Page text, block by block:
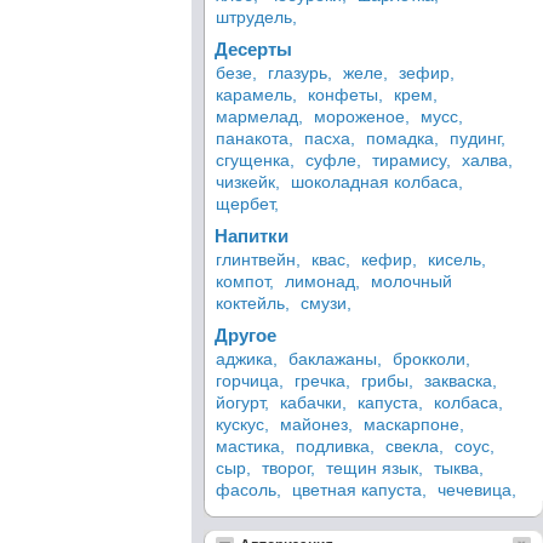
штрудель,
Десерты
безе, глазурь, желе,
зефир,
карамель,
конфеты,
крем,
мармелад,
мороженое,
мусс,
панакота,
пасха, помадка,
пудинг,
сгущенка,
суфле, тирамису,
халва,
чизкейк,
шоколадная колбаса,
щербет,
Напитки
глинтвейн, квас, кефир,
кисель,
компот,
лимонад,
молочный
коктейль,
смузи,
Другое
аджика, баклажаны,
брокколи,
горчица,
гречка, грибы,
закваска,
йогурт,
кабачки, капуста,
колбаса,
кускус,
майонез,
маскарпоне,
мастика,
подливка, свекла,
соус,
сыр,
творог, тещин язык,
тыква,
фасоль,
цветная капуста, чечевица,